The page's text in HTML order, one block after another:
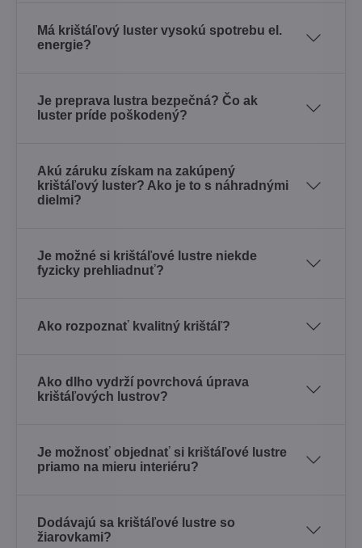
Má krištáľový luster vysokú spotrebu el.
energie?
Je preprava lustra bezpečná? Čo ak
luster príde poškodený?
Akú záruku získam na zakúpený
krištáľový luster? Ako je to s náhradnými
dielmi?
Je možné si krištáľové lustre niekde
fyzicky prehliadnuť?
Ako rozpoznať kvalitný krištáľ?
Ako dlho vydrží povrchová úprava
krištáľových lustrov?
Je možnosť objednať si krištáľové lustre
priamo na mieru interiéru?
Dodávajú sa krištáľové lustre so
žiarovkami?